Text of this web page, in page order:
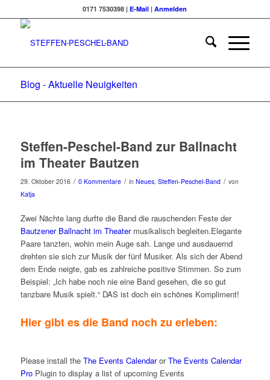
0171 7530398 |E-Mail |Anmelden
Blog - Aktuelle Neuigkeiten
Steffen-Peschel-Band zur Ballnacht
im Theater Bautzen
29. Oktober 2016 / 0 Kommentare / in Neues, Steffen-Peschel-Band / von
Katja
Zwei Nächte lang durfte die Band die rauschenden Feste der
Bautzener Ballnacht im Theatermusikalisch begleiten.Elegante
Paare tanzten, wohin mein Auge sah. Lange und ausdauernd
drehten sie sich zur Musik der fünf Musiker. Als sich der Abend
dem Ende neigte, gab es zahlreiche positive Stimmen. So zum
Beispiel: „Ich habe noch nie eine Band gesehen, die so gut
tanzbare Musik spielt.“ DAS ist doch ein schönes Kompliment!
Hier gibt es die Band noch zu erleben:
Please install the The Events CalendarorThe Events Calendar
ProPlugin to display a list of upcoming Events